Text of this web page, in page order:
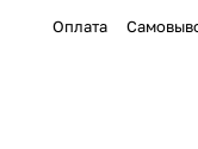
Оплата